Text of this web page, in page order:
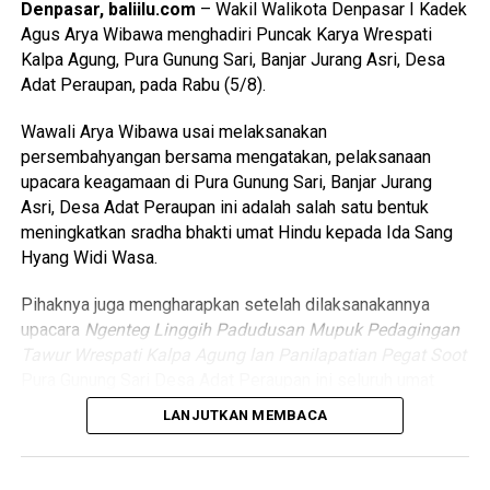
umat Hindu Bali,” ujar Jaya Negara.
Lebih lanjut, Jaya Negara menegaskan bahwa Pemerintah
Kota Denpasar senantiasa memberikan dukungan terhadap
sebagai bagian dari upaya pelestarian budaya Bali.
“Sebagai pemerintah kami memberikan apresiasi serta
dukungan atas pelaksanaankaryaini. Semoga seluruh
rangkaiankaryadapat berjalan lancar, memberikan makna
spiritual, serta kemudahan bagi masyarakat dalam
Denpasar, baliilu.com – Wakil Walikota Denpasar I Kadek
Agus Arya Wibawa menghadiri Puncak Karya Wrespati
Kalpa Agung, Pura Gunung Sari, Banjar Jurang Asri, Desa
Adat Peraupan, pada Rabu (5/8).
Wawali Arya Wibawa usai melaksanakan
persembahyangan bersama mengatakan, pelaksanaan
upacara keagamaan di Pura Gunung Sari, Banjar Jurang
Asri, Desa Adat Peraupan ini adalah salah satu bentuk
meningkatkan sradha bhakti umat Hindu kepada Ida Sang
Hyang Widi Wasa.
Pihaknya juga mengharapkan setelah dilaksanakannya
upacara Ngenteg Linggih Padudusan Mupuk Pedagingan
terutama warga Banjar Adat Jurang Asri dapat terus
meningkatkatkan rasa persaudaraan dan persatuan antara
sesama umat.
LANJUTKAN MEMBACA